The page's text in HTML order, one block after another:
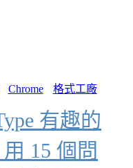
Chrome 格式工廠
有趣的
15 個問